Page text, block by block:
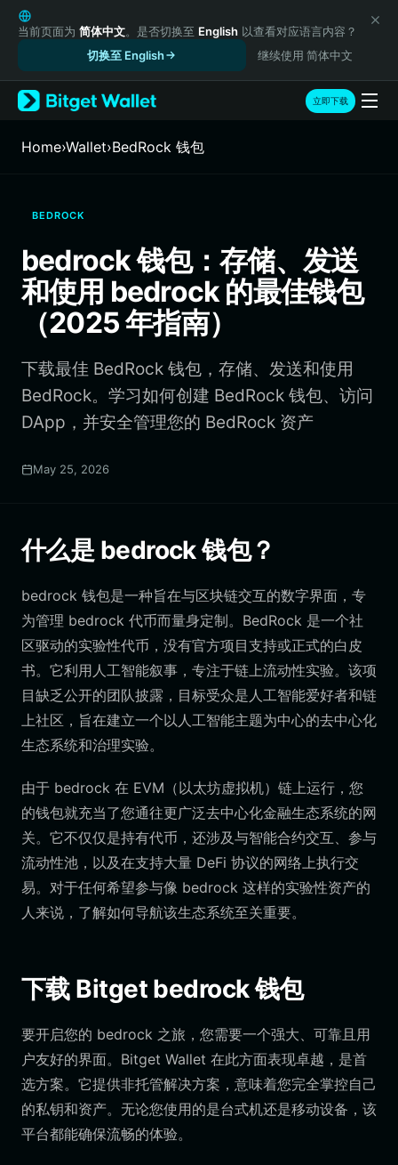
English
日本語
Русский
Español (Latinoamérica)
Türkçe
Italiano
繁體中文
Português (Portugal)
Bahasa Indonesia
ภาษาไทย
Português (Brasil)
Español (Argentina)
当前页面为 简体中文。是否切换至 English 以查看对应语言内容？
切换至 English
继续使用 简体中文
立即下载
Home›Wallet›BedRock 钱包
BEDROCK
bedrock 钱包：存储、发送
和使用 bedrock 的最佳钱包
（2025 年指南）
下载最佳 BedRock 钱包，存储、发送和使用
BedRock。学习如何创建 BedRock 钱包、访问
DApp，并安全管理您的 BedRock 资产
May 25, 2026
什么是 bedrock 钱包？
bedrock 钱包是一种旨在与区块链交互的数字界面，专
为管理 bedrock 代币而量身定制。BedRock 是一个社
区驱动的实验性代币，没有官方项目支持或正式的白皮
书。它利用人工智能叙事，专注于链上流动性实验。该项
目缺乏公开的团队披露，目标受众是人工智能爱好者和链
上社区，旨在建立一个以人工智能主题为中心的去中心化
生态系统和治理实验。
由于 bedrock 在 EVM（以太坊虚拟机）链上运行，您
的钱包就充当了您通往更广泛去中心化金融生态系统的网
关。它不仅仅是持有代币，还涉及与智能合约交互、参与
流动性池，以及在支持大量 DeFi 协议的网络上执行交
易。对于任何希望参与像 bedrock 这样的实验性资产的
人来说，了解如何导航该生态系统至关重要。
下载 Bitget bedrock 钱包
要开启您的 bedrock 之旅，您需要一个强大、可靠且用
户友好的界面。Bitget Wallet 在此方面表现卓越，是首
选方案。它提供非托管解决方案，意味着您完全掌控自己
的私钥和资产。无论您使用的是台式机还是移动设备，该
平台都能确保流畅的体验。